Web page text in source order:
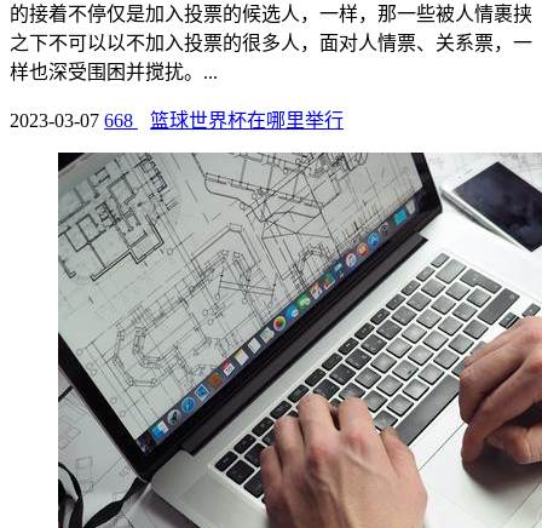
的接着不停仅是加入投票的候选人，一样，那一些被人情裹挟
之下不可以以不加入投票的很多人，面对人情票、关系票，一
样也深受围困并搅扰。...
2023-03-07 668 篮球世界杯在哪里举行